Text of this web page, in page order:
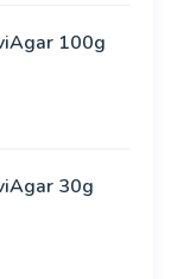
100g
30g